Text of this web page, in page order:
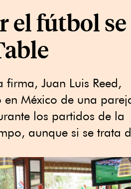
el fútbol
Juan Luis Reed,
México de una
los partidos de la
aunque si se trata